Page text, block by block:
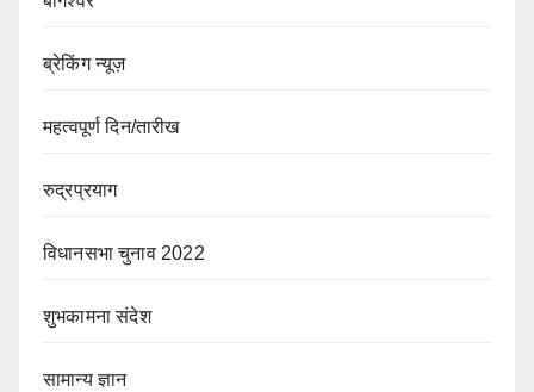
ब्रेकिंग न्यूज़
महत्वपूर्ण दिन/तारीख
रुद्रप्रयाग
विधानसभा चुनाव 2022
शुभकामना संदेश
सामान्य ज्ञान